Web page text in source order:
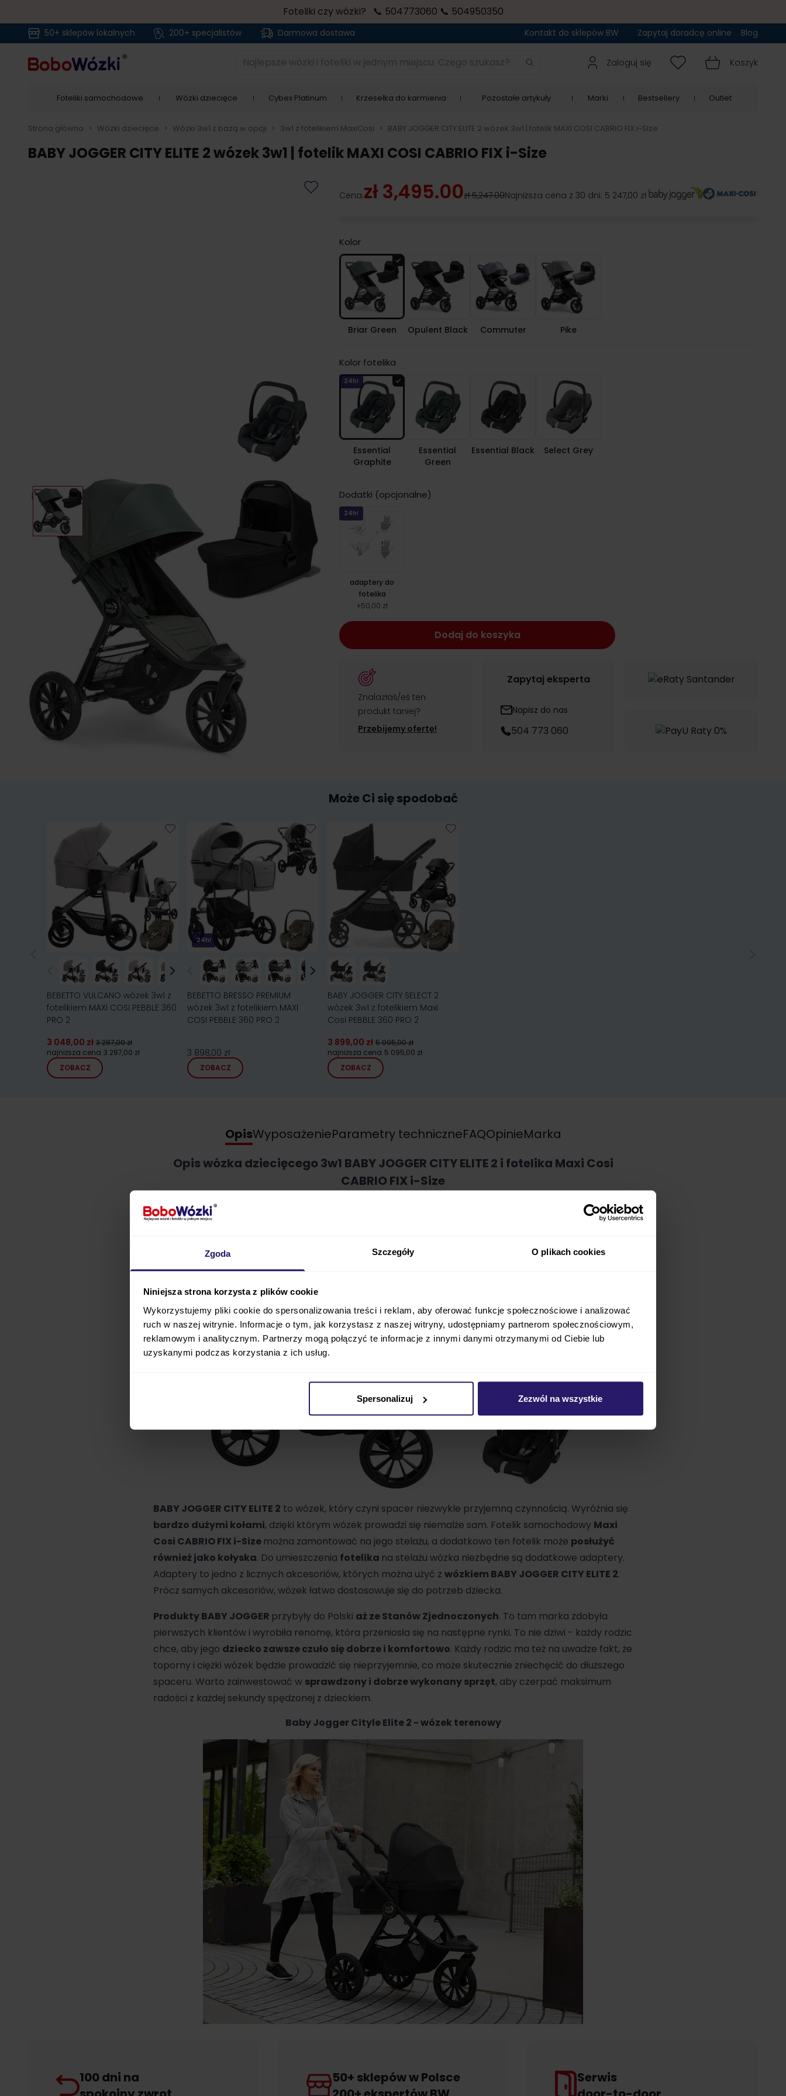
Zgoda Szczegóły O plikach cookies
Niniejsza strona korzysta z plików cookie
Wykorzystujemy pliki cookie do spersonalizowania treści i reklam, aby oferować funkcje społecznościowe i analizować
ruch w naszej witrynie. Informacje o tym, jak korzystasz z naszej witryny, udostępniamy partnerom społecznościowym,
reklamowym i analitycznym. Partnerzy mogą połączyć te informacje z innymi danymi otrzymanymi od Ciebie lub
uzyskanymi podczas korzystania z ich usług.
Spersonalizuj Zezwól na wszystkie
Foteliki czy wózki? 📞 504773060 📞 504950350
50+ sklepów lokalnych 200+ specjalistów Darmowa dostawa Kontakt do sklepów BW Zapytaj doradcę online Blog
Najlepsze wózki i foteliki w jednym miejscu. Czego szukasz? Zaloguj się Koszyk
Foteliki samochodowe Wózki dziecięce Cybex Platinum Krzesełka do karmienia Pozostałe artykuły Marki Bestsellery Outlet
Strona główna > Wózki dziecięce > Wózki 3w1 z bazą w opcji > 3w1 z fotelikiem MaxiCosi > BABY JOGGER CITY ELITE 2 wózek 3w1 | fotelik MAXI COSI CABRIO FIX i-Size
BABY JOGGER CITY ELITE 2 wózek 3w1 | fotelik MAXI COSI CABRIO FIX i-Size
Cena:zł 3,495.00zł 5,247.00Najniższa cena z 30 dni: 5 247,00 zł
Kolor
Briar Green Opulent Black Commuter Pike
Kolor fotelika
24h!
Essential
Graphite
Essential
Green
Essential Black Select Grey
Dodatki (opcjonalne)
24h!
adaptery do
fotelika
+50,00 zł
Dodaj do koszyka
Znalazłaś/eś ten
produkt taniej?
Przebijemy ofertę!
Zapytaj eksperta
Napisz do nas
504 773 060
Może Ci się spodobać
BEBETTO VULCANO wózek 3w1 z
fotelikiem MAXI COSI PEBBLE 360
PRO 2
3 048,00 zł 3 287,00 zł
najniższa cena 3 287,00 zł
ZOBACZ
24h!
BEBETTO BRESSO PREMIUM
wózek 3w1 z fotelikiem MAXI
COSI PEBBLE 360 PRO 2
3 898,00 zł
ZOBACZ
BABY JOGGER CITY SELECT 2
wózek 3w1 z fotelikiem Maxi
Cosi PEBBLE 360 PRO 2
3 899,00 zł 5 095,00 zł
najniższa cena 5 095,00 zł
ZOBACZ
Opis
Opis wózka dziecięcego 3w1 BABY JOGGER CITY ELITE 2 i fotelika Maxi Cosi
CABRIO FIX i-Size
BABY JOGGER CITY ELITE 2 to wózek, który czyni spacer niezwykle przyjemną czynnością. Wyróżnia się
bardzo dużymi kołami, dzięki którym wózek prowadzi się niemalże sam. Fotelik samochodowy Maxi
Cosi CABRIO FIXi-Size można zamontować na jego stelażu, a dodatkowo ten fotelik może posłużyć
również jako kołyska. Do umieszczenia fotelika na stelażu wózka niezbędne są dodatkowe adaptery.
Adaptery to jedno z licznych akcesoriów, których można użyć z wózkiem BABY JOGGER CITY ELITE 2.
Prócz samych akcesoriów, wózek łatwo dostosowuje się do potrzeb dziecka.
Produkty BABY JOGGER przybyły do Polski aż ze Stanów Zjednoczonych. To tam marka zdobyła
pierwszych klientów i wyrobiła renomę, która przeniosła się na następne rynki. To nie dziwi - każdy rodzic
chce, aby jego dziecko zawsze czuło się dobrze i komfortowo. Każdy rodzic ma też na uwadze fakt, że
toporny i ciężki wózek będzie prowadzić się nieprzyjemnie, co może skutecznie zniechęcić do dłuższego
spaceru. Warto zainwestować w sprawdzony i dobrze wykonany sprzęt, aby czerpać maksimum
radości z każdej sekundy spędzonej z dzieckiem.
Baby Jogger Cityle Elite 2 - wózek terenowy
WyposażenieParametry techniczneFAQOpinieMarka
100 dni na
50+ sklepów w Polsce
Serwis